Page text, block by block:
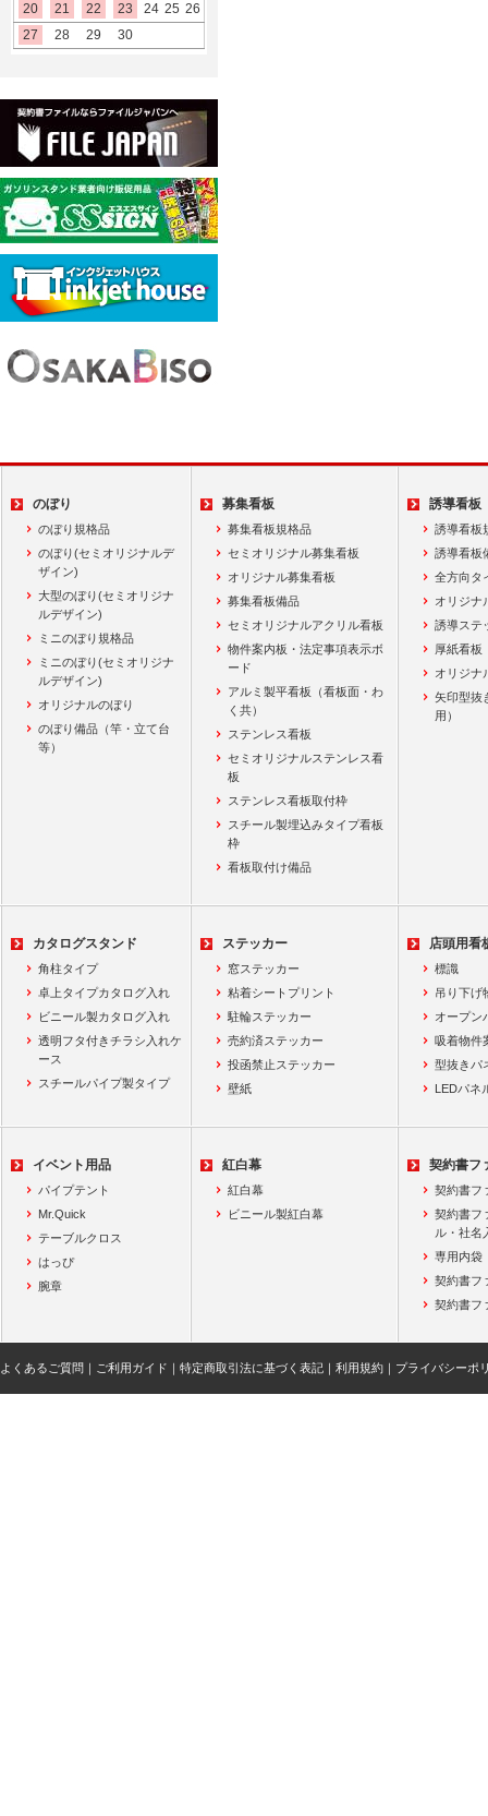
20
21 22 23 24 25 26
27
28 29 30
のぼり
のぼり規格品
のぼり(セミオリジナルデ
ザイン)
大型のぼり(セミオリジナ
ルデザイン)
ミニのぼり規格品
ミニのぼり(セミオリジナ
ルデザイン)
オリジナルのぼり
のぼり備品（竿・立て台
等）
募集看板
募集看板規格品
セミオリジナル募集看板
オリジナル募集看板
募集看板備品
セミオリジナルアクリル看板
物件案内板・法定事項表示ボ
ード
アルミ製平看板（看板面・わ
く共）
ステンレス看板
セミオリジナルステンレス看
板
ステンレス看板取付枠
スチール製埋込みタイプ看板
枠
看板取付け備品
誘導看板
誘導看板
誘導看板
全方向タ
オリジナ
誘導ステ
厚紙看板
オリジナ
矢印型抜
用）
カタログスタンド
角柱タイプ
卓上タイプカタログ入れ
ビニール製カタログ入れ
透明フタ付きチラシ入れケ
ース
スチールパイプ製タイプ
ステッカー
窓ステッカー
粘着シートプリント
駐輪ステッカー
売約済ステッカー
投函禁止ステッカー
壁紙
店頭用看
標識
吊り下げ
オープン
吸着物件
型抜きパ
LEDパネ
イベント用品
パイプテント
Mr.Quick
テーブルクロス
はっぴ
腕章
紅白幕
紅白幕
ビニール製紅白幕
契約書フ
契約書フ
契約書フ
ル・社名
専用内袋
契約書フ
契約書フ
よくあるご質問 ご利用ガイド 特定商取引法に基づく表記 利用規約 プライバシーポ